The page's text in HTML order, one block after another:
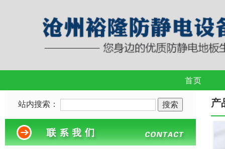
首页
站内搜索： 产